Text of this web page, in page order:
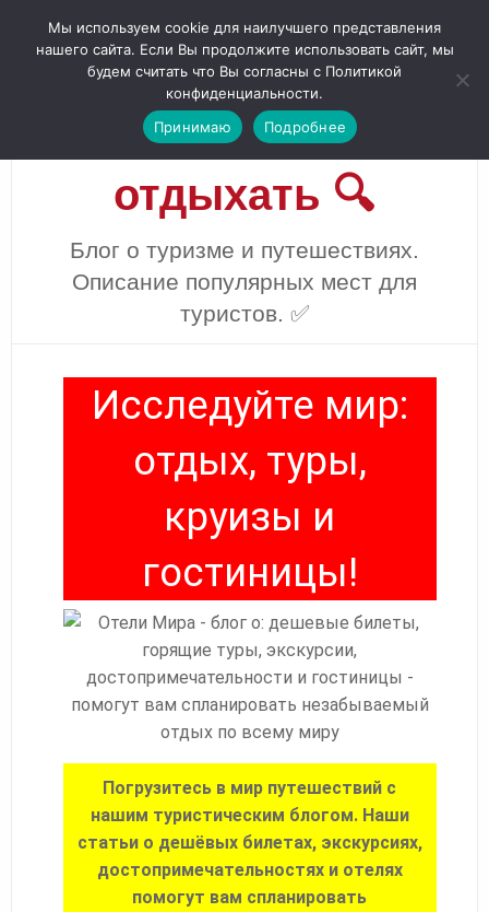
Отели Мира 🔝 —
куда поехать
отдыхать 🔍
Блог о туризме и путешествиях.
Описание популярных мест для
туристов. ✅
Исследуйте мир:
отдых, туры,
круизы и
гостиницы!
Погрузитесь в мир путешествий с
нашим туристическим блогом. Наши
статьи о дешёвых билетах, экскурсиях,
достопримечательностях и отелях
помогут вам спланировать
Мы используем cookie для наилучшего представления
нашего сайта. Если Вы продолжите использовать сайт, мы
будем считать что Вы согласны с Политикой
конфиденциальности.
Принимаю
Подробнее